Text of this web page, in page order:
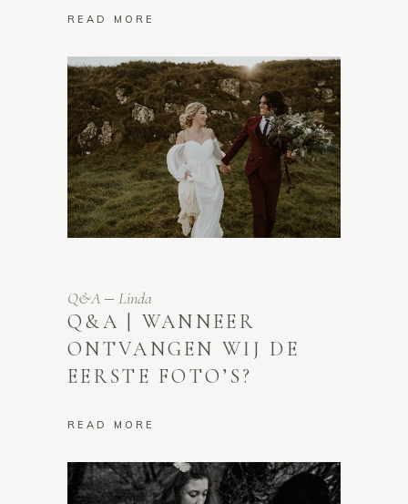
READ MORE
Q&A Linda
Q&A | WANNEER
ONTVANGEN WIJ DE
EERSTE FOTO’S?
READ MORE